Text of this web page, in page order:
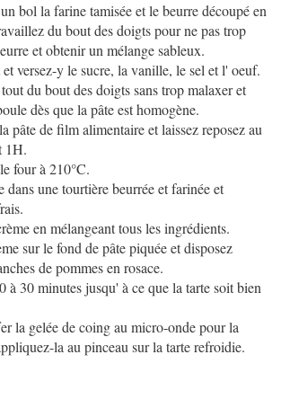
bol la farine tamisée et le beurre découpé en
du bout des doigts pour ne pas trop
et obtenir un mélange sableux.
versez-y le sucre, la vanille, le sel et l' oeuf.
du bout des doigts sans trop malaxer et
dès que la pâte est homogène.
pâte de film alimentaire et laissez reposez au
1H.
four à 210°C.
dans une tourtière beurrée et farinée et
en mélangeant tous les ingrédients.
sur le fond de pâte piquée et disposez
de pommes en rosace.
à 30 minutes jusqu' à ce que la tarte soit bien
la gelée de coing au micro-onde pour la
la au pinceau sur la tarte refroidie.